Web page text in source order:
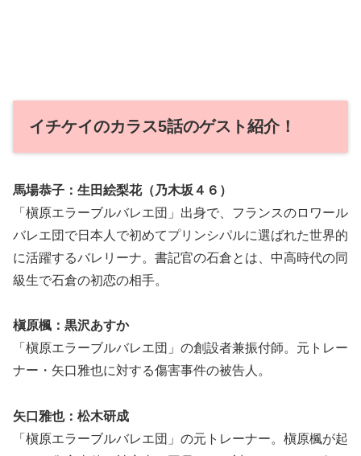
イチケイのカラス5話のゲスト紹介！
馬場恭子：生田絵梨花（乃木坂４６）
「槇原エラーブルバレエ団」出身で、フランスのロワール
バレエ団で日本人で初めてプリンシパルに選ばれた世界的
に活躍するバレリーナ。書記官の石倉とは、中高時代の同
級生で石倉の初恋の相手。
槇原楓：黒沢あすか
「槇原エラーブルバレエ団」の創設者兼振付師。元トレー
ナー・矢口雅也に対する傷害事件の被告人。
矢口雅也：松木研成
「槇原エラーブルバレエ団」の元トレーナー。槇原楓が起